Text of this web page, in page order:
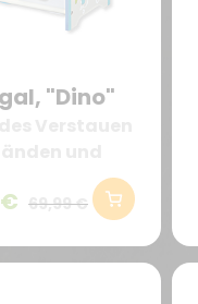
"Dino"
€ 69,99 €